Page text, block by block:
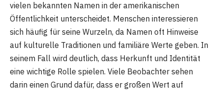
vielen bekannten Namen in der amerikanischen
Öffentlichkeit unterscheidet. Menschen interessieren
sich häufig für seine Wurzeln, da Namen oft Hinweise
auf kulturelle Traditionen und familiäre Werte geben. In
seinem Fall wird deutlich, dass Herkunft und Identität
eine wichtige Rolle spielen. Viele Beobachter sehen
darin einen Grund dafür, dass er großen Wert auf